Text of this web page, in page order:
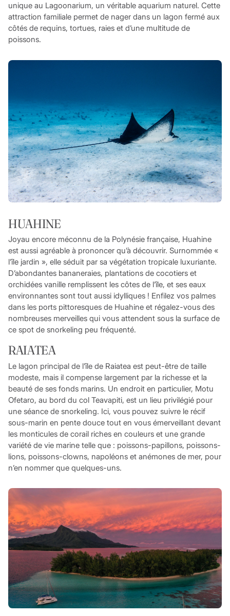
unique au Lagoonarium, un véritable aquarium naturel. Cette
attraction familiale permet de nager dans un lagon fermé aux
côtés de requins, tortues, raies et d’une multitude de
poissons.
HUAHINE
Joyau encore méconnu de la Polynésie française, Huahine
est aussi agréable à prononcer qu’à découvrir. Surnommée «
l’île jardin », elle séduit par sa végétation tropicale luxuriante.
D’abondantes bananeraies, plantations de cocotiers et
orchidées vanille remplissent les côtes de l’île, et ses eaux
environnantes sont tout aussi idylliques ! Enfilez vos palmes
dans les ports pittoresques de Huahine et régalez-vous des
nombreuses merveilles qui vous attendent sous la surface de
ce spot de snorkeling peu fréquenté.
RAIATEA
Le lagon principal de l’île de Raiatea est peut-être de taille
modeste, mais il compense largement par la richesse et la
beauté de ses fonds marins. Un endroit en particulier, Motu
Ofetaro, au bord du col Teavapiti, est un lieu privilégié pour
une séance de snorkeling. Ici, vous pouvez suivre le récif
sous-marin en pente douce tout en vous émerveillant devant
les monticules de corail riches en couleurs et une grande
variété de vie marine telle que : poissons-papillons, poissons-
lions, poissons-clowns, napoléons et anémones de mer, pour
n’en nommer que quelques-uns.